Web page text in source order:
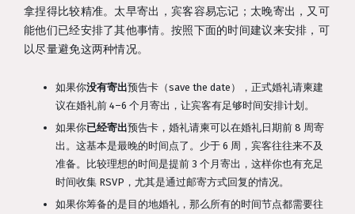
拿捏得比较精准。太早寄出，宾客容易忘记；太晚寄出，又可
能他们已经安排了其他事情。按照下面的时间建议来安排，可
以尽量避免这两种情况。
如果你没有寄出预告卡（save the date），正式婚礼请柬建
议在婚礼前 4–6 个月寄出，让宾客有足够时间安排计划。
如果你已经寄出预告卡，婚礼请柬可以在婚礼日期前 8 周寄
出。这基本是最晚的时间点了。少于 6 周，宾客往往来不及
准备。比较理想的时间是提前 3 个月寄出，这样你也有充足
时间收集 RSVP，尤其是通过邮寄方式回复的情况。
如果你筹备的是目的地婚礼，那么所有的时间节点都需要往